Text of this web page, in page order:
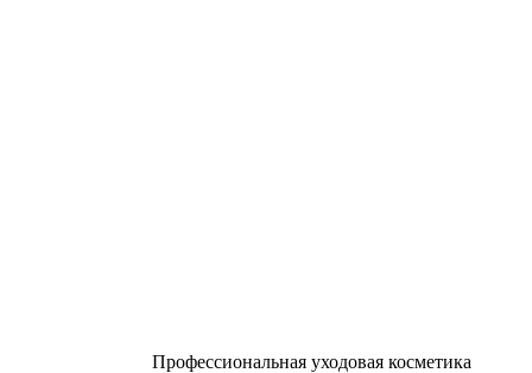
Профессиональная уходовая косметика